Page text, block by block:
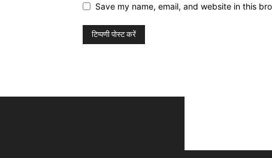
Save my name, email, and website in this